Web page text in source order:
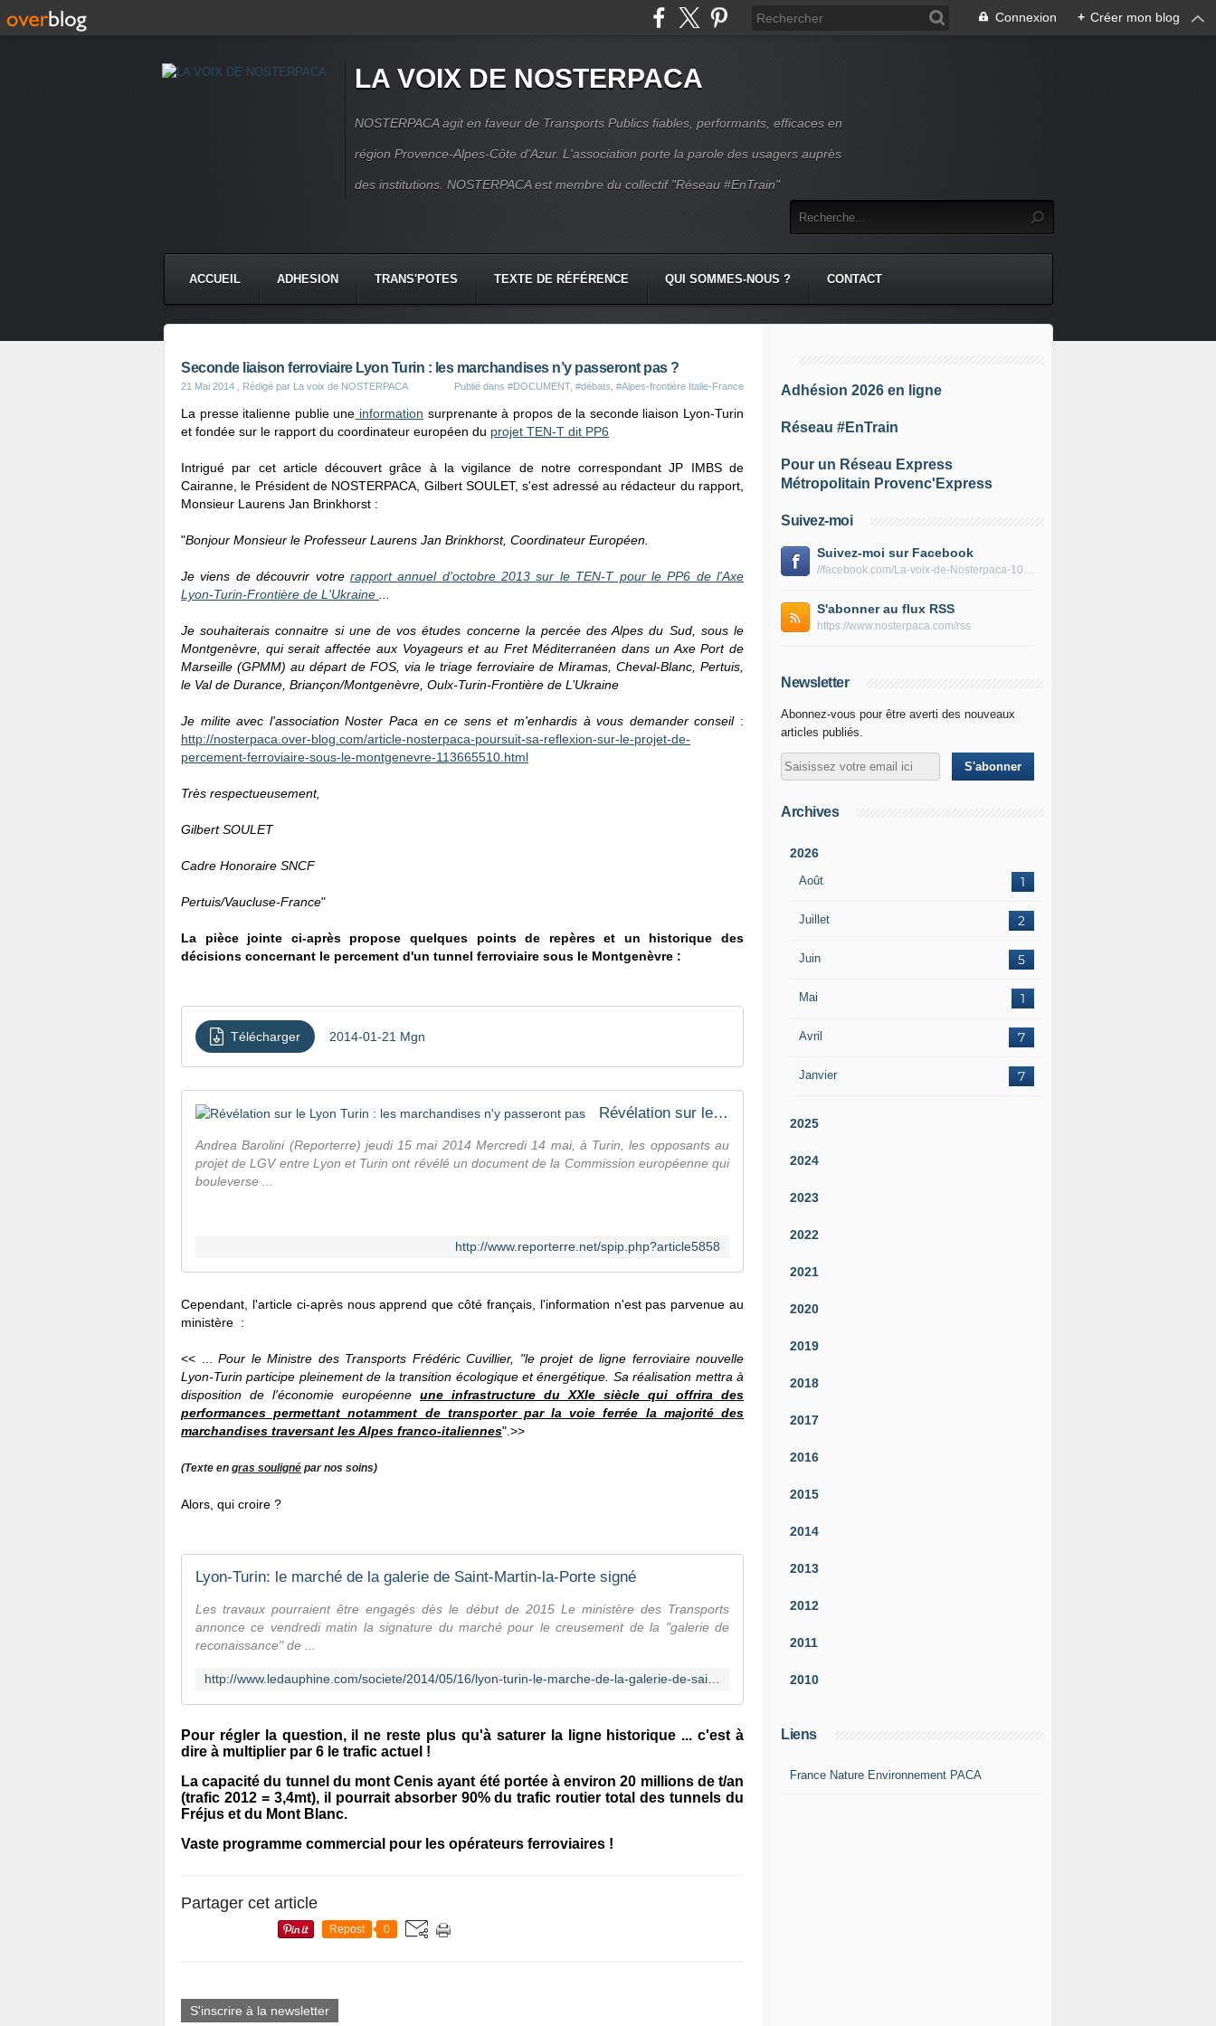
Connexion + Créer mon blog
LA VOIX DE NOSTERPACA
NOSTERPACA agit en faveur de Transports Publics fiables, performants, efficaces en
région Provence-Alpes-Côte d'Azur. L'association porte la parole des usagers auprès
des institutions. NOSTERPACA est membre du collectif "Réseau #EnTrain"
ACCUEIL ADHESION TRANS'POTES TEXTE DE RÉFÉRENCE QUI SOMMES-NOUS ? CONTACT
Seconde liaison ferroviaire Lyon Turin : les marchandises n’y passeront pas ?
21 Mai 2014 , Rédigé par La voix de NOSTERPACA Publié dans #DOCUMENT, #débats #Alpes-frontière Italie-France
La presse italienne publie une information surprenante à propos de la seconde liaison Lyon-Turin
et fondée sur le rapport du coordinateur européen du projet TEN-T dit PP6
Intrigué par cet article découvert grâce à la vigilance de notre correspondant JP IMBS de
Cairanne, le Président de NOSTERPACA, Gilbert SOULET, s'est adressé au rédacteur du rapport,
Monsieur Laurens Jan Brinkhorst :
"Bonjour Monsieur le Professeur Laurens Jan Brinkhorst, Coordinateur Européen.
Je viens de découvrir votre rapport annuel d'octobre 2013 sur le TEN-T pour le PP6 de l'Axe
Lyon-Turin-Frontière de L'Ukraine
Je souhaiterais connaitre si une de vos études concerne la percée des Alpes du Sud, sous le
Montgenèvre, qui serait affectée aux Voyageurs et au Fret Méditerranéen dans un Axe Port de
Marseille (GPMM) au départ de FOS, via le triage ferroviaire de Miramas, Cheval-Blanc, Pertuis,
le Val de Durance, Briançon/Montgenèvre, Oulx-Turin-Frontière de L’Ukraine
Je milite avec l'association Noster Paca en ce sens et m'enhardis à vous demander conseil :
http://nosterpaca.over-blog.com/article-nosterpaca-poursuit-sa-reflexion-sur-le-projet-de-
percement-ferroviaire-sous-le-montgenevre-113665510.html
Très respectueusement,
Gilbert SOULET
Cadre Honoraire SNCF
Pertuis/Vaucluse-France"
La pièce jointe ci-après propose quelques points de repères et un historique des
décisions concernant le percement d'un tunnel ferroviaire sous le Montgenèvre :
Télécharger 2014-01-21 Mgn
Révélation sur le Lyon Turin : les marchandises n'y passeront pas
Andrea Barolini (Reporterre) jeudi 15 mai 2014 Mercredi 14 mai, à Turin, les opposants au
projet de LGV entre Lyon et Turin ont révélé un document de la Commission européenne qui
bouleverse ...
http://www.reporterre.net/spip.php?article5858
Cependant, l'article ci-après nous apprend que côté français, l'information n'est pas parvenue au
ministère :
<< ... Pour le Ministre des Transports Frédéric Cuvillier, "le projet de ligne ferroviaire nouvelle
Lyon-Turin participe pleinement de la transition écologique et énergétique. Sa réalisation mettra à
disposition de l'économie européenne une infrastructure du XXIe siècle qui offrira des
performances permettant notamment de transporter par la voie ferrée la majorité des
marchandises traversant les Alpes franco-italiennes".>>
(Texte en gras souligné par nos soins)
Alors, qui croire ?
Lyon-Turin: le marché de la galerie de Saint-Martin-la-Porte signé
Les travaux pourraient être engagés dès le début de 2015 Le ministère des Transports
annonce ce vendredi matin la signature du marché pour le creusement de la "galerie de
reconaissance" de ...
Pour régler la question, il ne reste plus qu'à saturer la ligne historique ... c'est à
dire à multiplier par 6 le trafic actuel !
La capacité du tunnel du mont Cenis ayant été portée à environ 20 millions de t/an
(trafic 2012 = 3,4mt), il pourrait absorber 90% du trafic routier total des tunnels du
Fréjus et du Mont Blanc.
Vaste programme commercial pour les opérateurs ferroviaires !
Partager cet article
Repost 0
S'inscrire à la newsletter
Adhésion 2026 en ligne
Réseau #EnTrain
Pour un Réseau Express
Métropolitain Provenc'Express
Suivez-moi
Suivez-moi sur Facebook
//facebook.com/La-voix-de-Nosterpaca-106434384284735
S'abonner au flux RSS
https://www.nosterpaca.com/rss
Newsletter
Abonnez-vous pour être averti des nouveaux
articles publiés.
Archives
2026
Août 1
Juillet 2
Juin 5
Mai 1
Avril 7
Janvier 7
2025
2024
2023
2022
2021
2020
2019
2018
2017
2016
2015
2014
2013
2012
2011
2010
Liens
France Nature Environnement PACA